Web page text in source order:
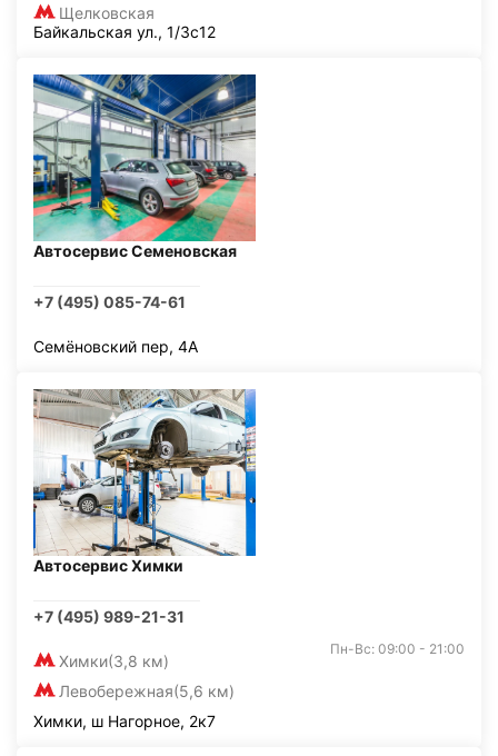
Щелковская
Байкальская ул., 1/3с12
Автосервис Семеновская
+7 (495) 085-74-61
Семёновский пер, 4А
Автосервис Химки
+7 (495) 989-21-31
Химки(3,8 км)
Левобережная(5,6 км)
Пн-Вс: 09:00 - 21:00
Химки, ш Нагорное, 2к7